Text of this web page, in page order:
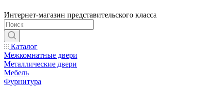
Интернет-магазин представительского класса
Каталог
Межкомнатные двери
Металлические двери
Мебель
Фурнитура